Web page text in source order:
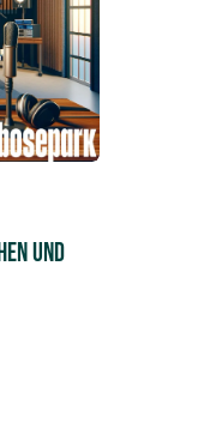
und